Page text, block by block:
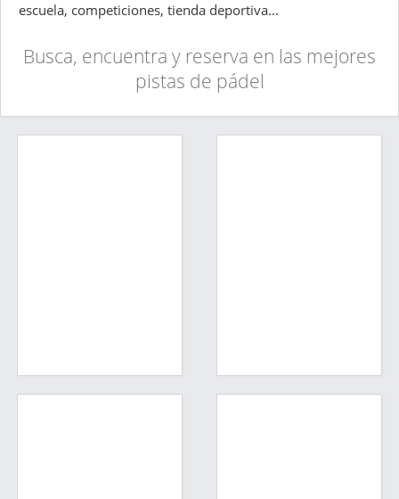
escuela, competiciones, tienda deportiva...
Busca, encuentra y reserva en las mejores
pistas de pádel